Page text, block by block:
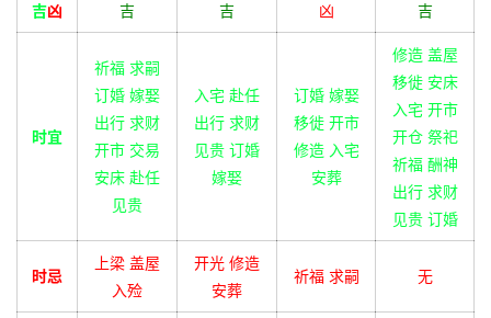
吉凶 吉 吉 凶 吉
时宜
祈福 求嗣
订婚 嫁娶
出行 求财
开市 交易
安床 赴任
见贵
入宅 赴任
出行 求财
见贵 订婚
嫁娶
订婚 嫁娶
移徙 开市
修造 入宅
安葬
修造 盖屋
移徙 安床
入宅 开市
开仓 祭祀
祈福 酬神
出行 求财
见贵 订婚
时忌
上梁 盖屋
入殓
开光 修造
安葬
祈福 求嗣 无